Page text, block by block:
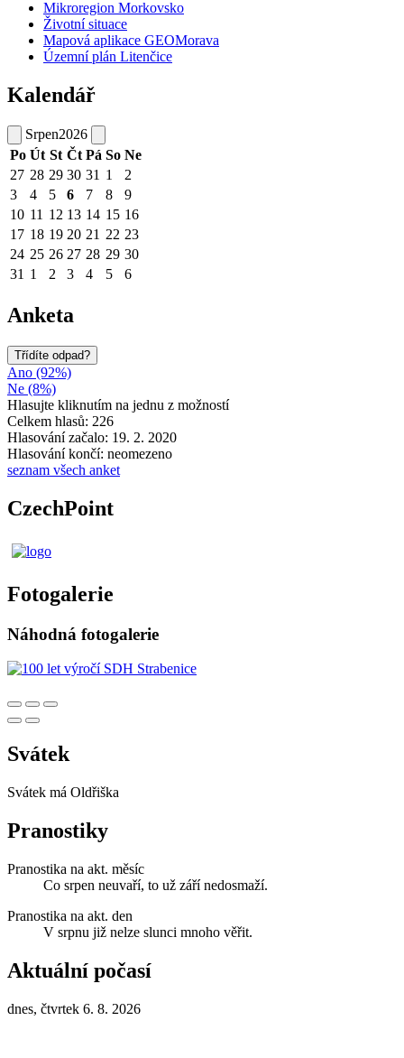
Mikroregion Morkovsko
Životní situace
Mapová aplikace GEOMorava
Územní plán Litenčice
Kalendář
Srpen2026
Po Út St Čt Pá So Ne
27 28 29 30 31 1
2
3
4 5 6 7 8
9
10 11 12 13 14 15 16
17 18 19 20 21 22 23
24 25 26 27 28 29 30
31 1 2 3 4 5 6
Anketa
Třídíte odpad?
Ano (92%)
Ne (8%)
Hlasujte kliknutím na jednu z možností
Celkem hlasů: 226
Hlasování začalo: 19. 2. 2020
Hlasování končí: neomezeno
seznam všech anket
CzechPoint
Fotogalerie
Náhodná fotogalerie
Svátek
Svátek má Oldřiška
Pranostiky
Pranostika na akt. měsíc
Co srpen neuvaří, to už září nedosmaží.
Pranostika na akt. den
V srpnu již nelze slunci mnoho věřit.
Aktuální počasí
dnes, čtvrtek 6. 8. 2026